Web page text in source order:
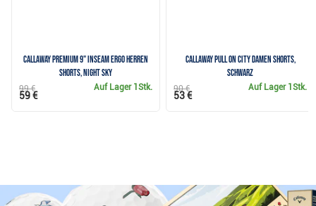
Callaway Premium 9" Inseam Ergo Herren
Shorts, night sky
Auf Lager 1Stk.
99 €
59 €
Callaway Pull On City Damen Shorts,
schwarz
Auf Lager 1Stk.
90 €
53 €